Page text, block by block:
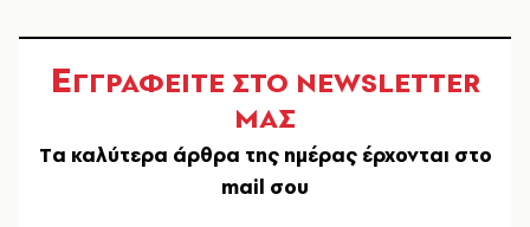
ΕΓΓΡΑΦΕΙΤΕ ΣΤΟ NEWSLETTER
ΜΑΣ
Tα καλύτερα άρθρα της ημέρας έρχονται στο
mail σου